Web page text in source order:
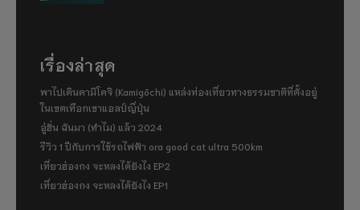
เรื่องล่าสุด
พาไปเดินคามิโคจิ (Kamigōchi) แหล่งท่องเที่ยวทางธรรมชาติที่ตั้งอยู่
ในเขตเทือกเขาแอลป์ญี่ปุ่น
อู่ฮั่น ฉันมา (ทำไม) แล้ว 2024
รีวิว 1 ปีกับการใช้รถไฟฟ้า ora good cat ultra 500km
เที่ยวฮ่องกง จะหลงได้ยังไง EP2
เที่ยวฮ่องกง จะหลงได้ยังไง EP1